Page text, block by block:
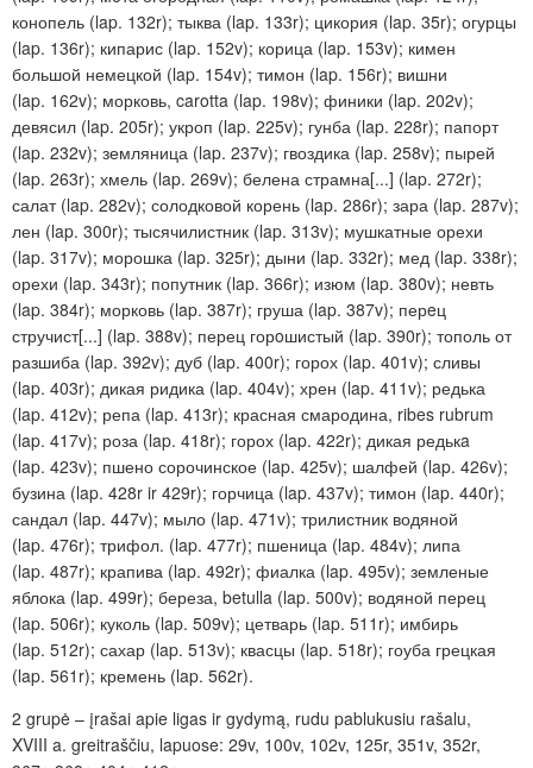
конопель (lap. 132r); тыква (lap. 133r); цикория (lap. 35r); огурцы
(lap. 136r); кипарис (lap. 152v); корица (lap. 153v); кимен
большой немецкой (lap. 154v); тимон (lap. 156r); вишни
(lap. 162v); морковь, carotta (lap. 198v); финики (lap. 202v);
девясил (lap. 205r); укроп (lap. 225v); гунба (lap. 228r); папорт
(lap. 232v); земляница (lap. 237v); гвоздика (lap. 258v); пырей
(lap. 263r); хмель (lap. 269v); белена страмна[...] (lap. 272r);
салат(lap. 282v); солодковой корень (lap. 286r); зара (lap. 287v);
лен (lap. 300r); тысячилистник (lap. 313v); мушкатные орехи
(lap. 317v); морошка (lap. 325r); дыни (lap. 332r); мед (lap. 338r);
орехи (lap. 343r); попутник (lap. 366r); изюм (lap. 380v); невть
(lap. 384r); морковь (lap. 387r); груша (lap. 387v); перeц
стручист[...] (lap. 388v); перец горoшистый (lap. 390r); тополь от
разшиба (lap. 392v); дуб (lap. 400r); горох (lap. 401v); сливы
(lap. 403r); дикая ридика (lap. 404v); хрен (lap. 411v); редька
(lap. 412v); репа (lap. 413r); красная смародина, ribes rubrum
(lap. 417v); роза (lap. 418r); горох (lap. 422r); дикая редькa
(lap. 423v); пшено сорочинское (lap. 425v); шалфей (lap. 426v);
бузина (lap. 428r ir 429r); горчица (lap. 437v); тимон (lap. 440r);
сандал (lap. 447v); мыло (lap. 471v); трилистник водяной
(lap. 476r); трифол. (lap. 477r); пшеница (lap. 484v); липа
(lap. 487r); крапива (lap. 492r); фиалка (lap. 495v); земленые
яблока (lap. 499r); береза, betulla (lap. 500v); водяной перец
(lap. 506r); куколь (lap. 509v); цетварь (lap. 511r); имбирь
(lap. 512r); сахар (lap. 513v); квасцы (lap. 518r); гоуба грецкая
(lap. 561r); кремень (lap. 562r).
2 grupė – įrašai apie ligas ir gydymą, rudu pablukusiu rašalu,
XVIII a. greit­raščiu, lapuose: 29v, 100v, 102v, 125r, 351v, 352r,